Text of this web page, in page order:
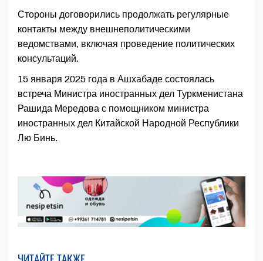
Стороны договорились продолжать регулярные
контакты между внешнеполитическими
ведомствами, включая проведение политических
консультаций.
15 января 2025 года в Ашхабаде состоялась
встреча Министра иностранных дел Туркменистана
Рашида Мередова с помощником министра
иностранных дел Китайской Народной Республики
Лю Бинь.